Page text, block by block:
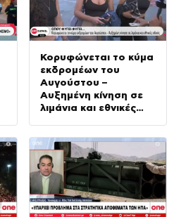
Κορυφώνεται το κύμα
εκδρομέων του
Αυγούστου –
Αυξημένη κίνηση σε
λιμάνια και εθνικές